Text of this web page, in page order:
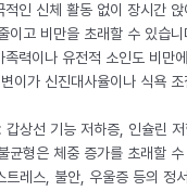
인 신체 활동 없이 장시간
이고 비만을 초래할 수 있습니
력이나 유전적 소인도 비만
이가 신진대사율이나 식욕
상선 기능 저하증, 인슐린
균형은 체중 증가를 초래할
레스, 불안, 우울증 등의 정